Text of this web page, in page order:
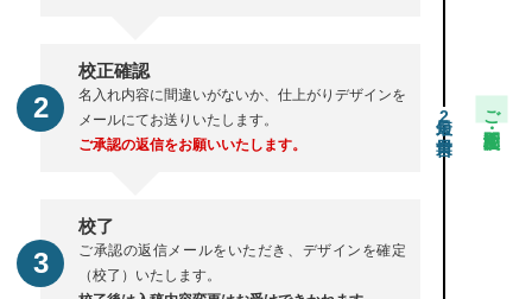
校正確認
名入れ内容に間違いがないか、仕上がりデザインを
メールにてお送りいたします。
ご承認の返信をお願いいたします。
校了
ご承認の返信メールをいただき、デザインを確定
（校了）いたします。
2 ご注文・校正期間